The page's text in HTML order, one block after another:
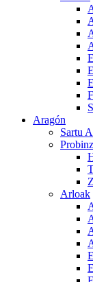
Aragón
Sartu
Arloak